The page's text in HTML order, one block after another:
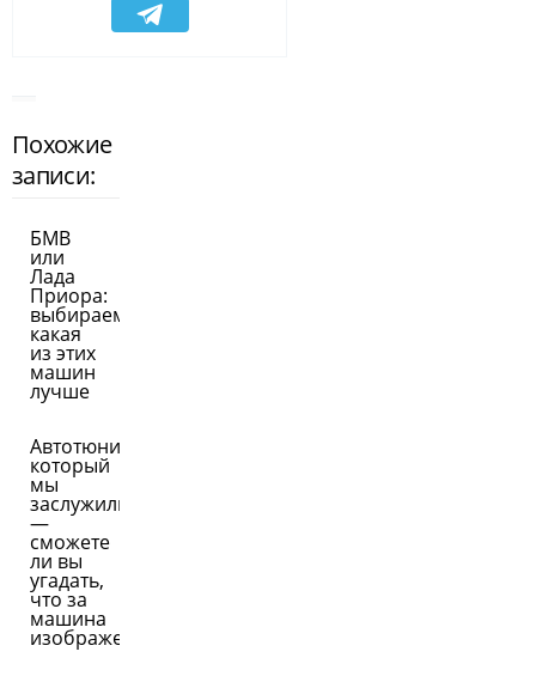
Похожие
записи:
БМВ
или
Лада
Приора:
выбираем,
какая
из этих
машин
лучше
Автотюнинг,
который
мы
заслужили
—
сможете
ли вы
угадать,
что за
машина
изображена